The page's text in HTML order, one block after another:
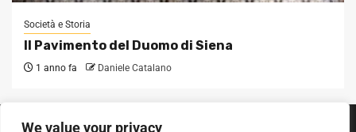
We value your privacy
Società e Storia
Il Pavimento del Duomo di Siena
1 anno fa Daniele Catalano